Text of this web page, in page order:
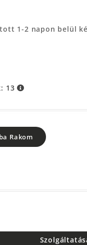
1-2 napon belül
13
Rakom